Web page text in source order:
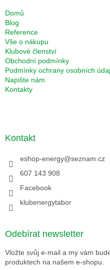
Domů
Blog
Reference
Vše o nákupu
Klubové členství
Obchodní podmínky
Podmínky ochrany osobních
Napište nám
Kontakty
Kontakt
eshop-energy@seznam.cz
607 143 908
Facebook
klubenergytabor
Odebírat newsletter
Vložte svůj e-mail a my vám
produktech na našem e-shopu.